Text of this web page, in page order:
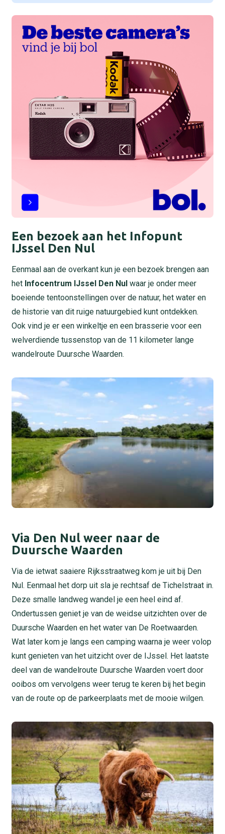
Een bezoek aan het Infopunt
IJssel Den Nul
Eenmaal aan de overkant kun je een bezoek brengen aan
het Infocentrum IJssel Den Nul waar je onder meer
boeiende tentoonstellingen over de natuur, het water en
de historie van dit ruige natuurgebied kunt ontdekken.
Ook vind je er een winkeltje en een brasserie voor een
welverdiende tussenstop van de 11 kilometer lange
wandelroute Duursche Waarden.
Via Den Nul weer naar de
Duursche Waarden
Via de ietwat saaiere Rijksstraatweg kom je uit bij Den
Nul. Eenmaal het dorp uit sla je rechtsaf de Tichelstraat in.
Deze smalle landweg wandel je een heel eind af.
Ondertussen geniet je van de weidse uitzichten over de
Duursche Waarden en het water van De Roetwaarden.
Wat later kom je langs een camping waarna je weer volop
kunt genieten van het uitzicht over de IJssel. Het laatste
deel van de wandelroute Duursche Waarden voert door
ooibos om vervolgens weer terug te keren bij het begin
van de route op de parkeerplaats met de mooie wilgen.